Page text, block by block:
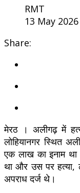
RMT
13 May 2026
Share:
मेरठ । अलीगढ़ में
लोहियानगर स्थित
एक लाख का इनाम
था और उस पर हत्या,
अपराध दर्ज थे।